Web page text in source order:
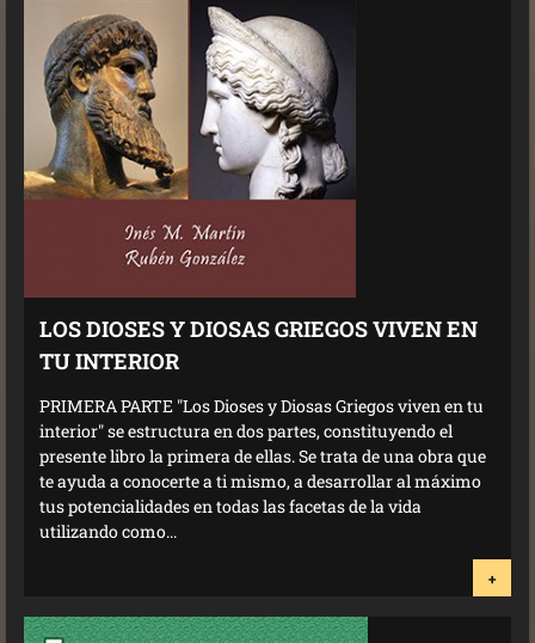
LOS DIOSES Y DIOSAS GRIEGOS VIVEN EN
TU INTERIOR
PRIMERA PARTE "Los Dioses y Diosas Griegos viven en tu
interior" se estructura en dos partes, constituyendo el
presente libro la primera de ellas. Se trata de una obra que
te ayuda a conocerte a ti mismo, a desarrollar al máximo
tus potencialidades en todas las facetas de la vida
utilizando como...
+